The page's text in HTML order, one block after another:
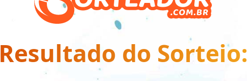
Resultado do Sorteio: